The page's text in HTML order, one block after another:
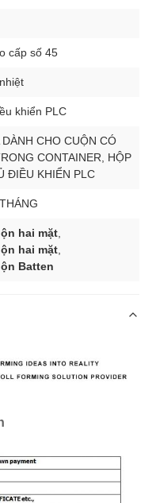
cấp số 45
khiển PLC
DÀNH CHO CUỘN CÓ
CONTAINER, HỘP
ĐIỀU KHIỂN PLC
hai mặt
hai mặt
Batten